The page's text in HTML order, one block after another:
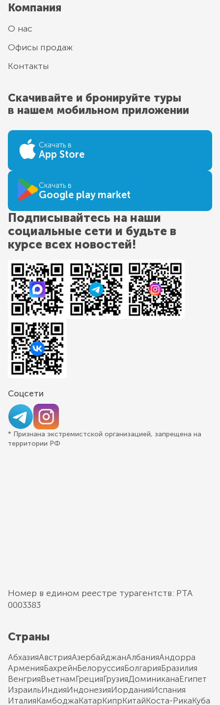
Компания
О нас
Офисы продаж
Контакты
Скачивайте и бронируйте туры
в нашем мобильном приложении
Скачать в
App Store
Скачать в
Google play market
Подписывайтесь на наши
социальные сети и будьте в
курсе всех новостей!
Соцсети
* Признана экстремистской организацией, запрещена на
территории РФ
Номер в едином реестре турагентств: РТА
0003383
Страны
АбхазияАвстрияАзербайджанАлбанияАндорра
АрменияБахрейнБелоруссияБолгарияБразилия
ВенгрияВьетнамГрецияГрузияДоминиканаЕгипет
ИзраильИндияИндонезияИорданияИспания
ИталияКамбоджаКатарКипрКитайКоста-РикаКуба